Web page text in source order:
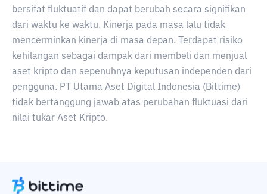
bersifat fluktuatif dan dapat berubah secara signifikan
dari waktu ke waktu. Kinerja pada masa lalu tidak
mencerminkan kinerja di masa depan. Terdapat risiko
kehilangan sebagai dampak dari membeli dan menjual
aset kripto dan sepenuhnya keputusan independen dari
pengguna. PT Utama Aset Digital Indonesia (Bittime)
tidak bertanggung jawab atas perubahan fluktuasi dari
nilai tukar Aset Kripto.